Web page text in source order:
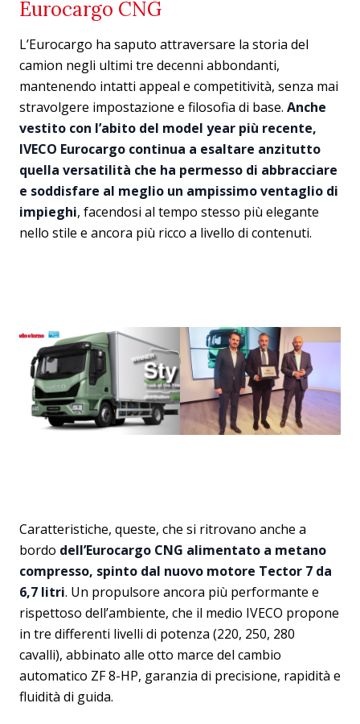
Eurocargo CNG
L’Eurocargo ha saputo attraversare la storia del
camion negli ultimi tre decenni abbondanti,
mantenendo intatti appeal e competitività, senza mai
stravolgere impostazione e filosofia di base. Anche
vestito con l’abito del model year più recente,
IVECO Eurocargo continua a esaltare anzitutto
quella versatilità che ha permesso di abbracciare
e soddisfare al meglio un ampissimo ventaglio di
impieghi, facendosi al tempo stesso più elegante
nello stile e ancora più ricco a livello di contenuti.
Caratteristiche, queste, che si ritrovano anche a
bordo dell’Eurocargo CNG alimentato a metano
compresso, spinto dal nuovo motore Tector 7 da
6,7 litri. Un propulsore ancora più performante e
rispettoso dell’ambiente, che il medio IVECO propone
in tre differenti livelli di potenza (220, 250, 280
cavalli), abbinato alle otto marce del cambio
automatico ZF 8-HP, garanzia di precisione, rapidità e
fluidità di guida.